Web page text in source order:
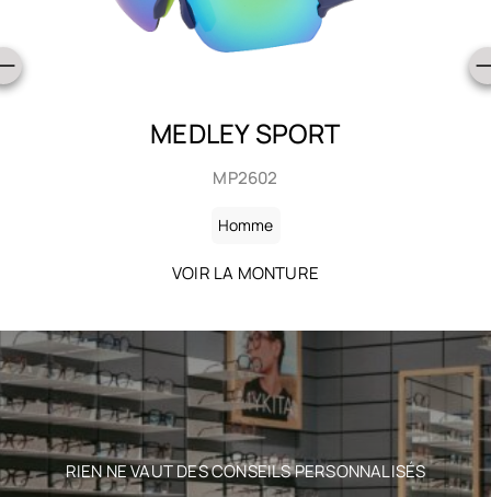
BAILA
SHP2613
VOIR LA MONTURE
RIEN NE VAUT DES CONSEILS PERSONNALISÉS